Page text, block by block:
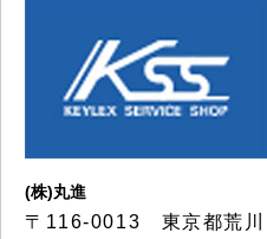
(株)丸進
〒116-0013 東京都荒川